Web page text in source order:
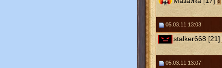
05.03.11 13:03
stalker668 [21]
05.03.11 13:07